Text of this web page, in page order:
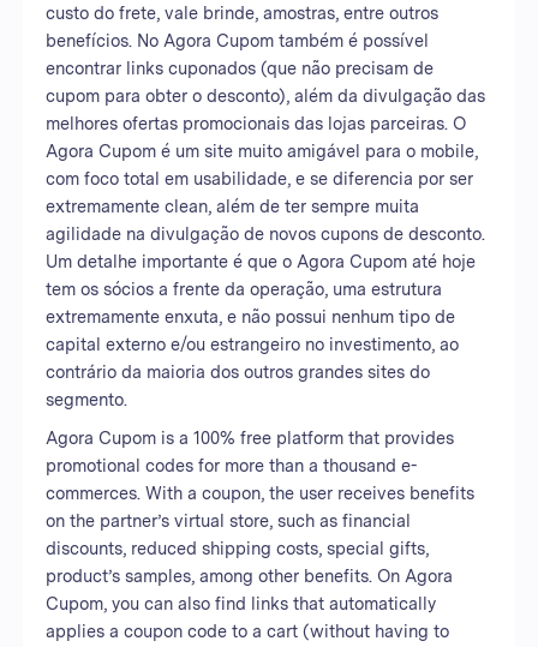
custo do frete, vale brinde, amostras, entre outros
benefícios. No Agora Cupom também é possível
encontrar links cuponados (que não precisam de
cupom para obter o desconto), além da divulgação das
melhores ofertas promocionais das lojas parceiras. O
Agora Cupom é um site muito amigável para o mobile,
com foco total em usabilidade, e se diferencia por ser
extremamente clean, além de ter sempre muita
agilidade na divulgação de novos cupons de desconto.
Um detalhe importante é que o Agora Cupom até hoje
tem os sócios a frente da operação, uma estrutura
extremamente enxuta, e não possui nenhum tipo de
capital externo e/ou estrangeiro no investimento, ao
contrário da maioria dos outros grandes sites do
segmento.
Agora Cupom is a 100% free platform that provides
promotional codes for more than a thousand e-
commerces. With a coupon, the user receives benefits
on the partner’s virtual store, such as financial
discounts, reduced shipping costs, special gifts,
product’s samples, among other benefits. On Agora
Cupom, you can also find links that automatically
applies a coupon code to a cart (without having to